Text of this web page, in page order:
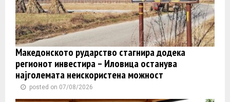
Македонското рударство стагнира додека
регионот инвестира – Иловица останува
најголемата неискористена можност
posted on 07/08/2026